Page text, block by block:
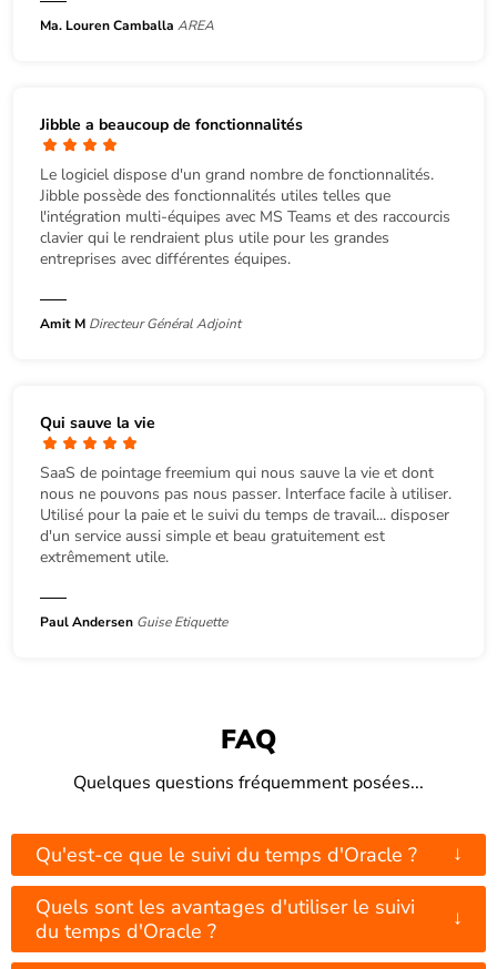
Ma. Louren Camballa AREA
Jibble a beaucoup de fonctionnalités
Le logiciel dispose d'un grand nombre de fonctionnalités.
Jibble possède des fonctionnalités utiles telles que
l'intégration multi-équipes avec MS Teams et des raccourcis
clavier qui le rendraient plus utile pour les grandes
entreprises avec différentes équipes.
Amit M Directeur Général Adjoint
Qui sauve la vie
SaaS de pointage freemium qui nous sauve la vie et dont
nous ne pouvons pas nous passer. Interface facile à utiliser.
Utilisé pour la paie et le suivi du temps de travail... disposer
d'un service aussi simple et beau gratuitement est
extrêmement utile.
Paul Andersen Guise Etiquette
FAQ
Quelques questions fréquemment posées...
Qu'est-ce que le suivi du temps d'Oracle ? ↓
Quels sont les avantages d'utiliser le suivi
du temps d'Oracle ?
↓